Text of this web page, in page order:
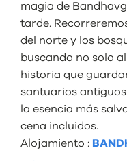
magia de
tarde.
del norte y los
buscando no solo
historia que
santuarios
la esencia más
cena incluidos.
Alojamiento :